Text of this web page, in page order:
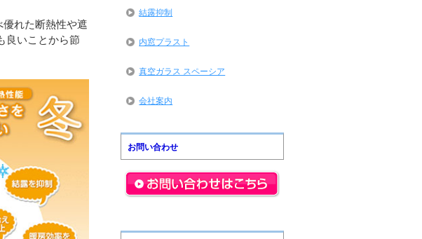
れた断熱性や遮
良いことから節
結露抑制
内窓プラスト
真空ガラス スペーシア
会社案内
お問い合わせ